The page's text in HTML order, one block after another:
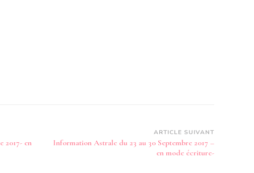
2017- en
ARTICLE SUIVANT
Information Astrale du 23 au 30 Septembre 2017 –
en mode écriture-